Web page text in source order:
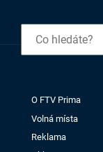
O FTV Prima
Volná místa
Reklama